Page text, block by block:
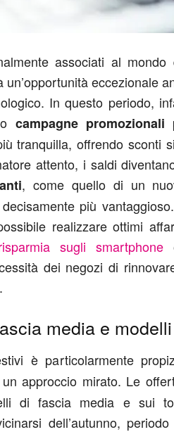
associati al mondo
un’opportunità eccezionale
In questo periodo,
campagne promozionali
tranquilla, offrendo sconti
attento, i saldi
, come quello di un
più
realizzare ottimi
sugli smartphone
dei negozi di
media e
è particolarmente
approccio mirato. Le
di fascia media e sui
dell’autunno,